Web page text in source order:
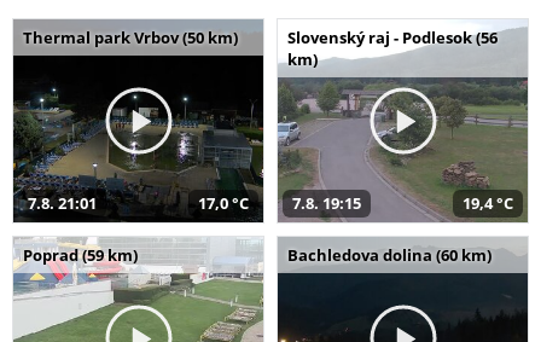
Thermal park Vrbov (50 km)
7.8. 21:01 17,0 °C
Slovenský raj - Podlesok (56
km)
7.8. 19:15 19,4 °C
Poprad (59 km) Bachledova dolina (60 km)